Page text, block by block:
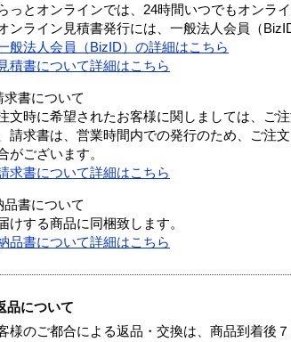
っとオンラインでは、24時間いつでもオンラ
ンライン見積書発行には、一般法人会員（
般法人会員（BizID）の詳細はこちら
見積書について詳細はこちら
求書について
文時に希望されたお客様に関しましては、ご
請求書は、営業時間内での発行のため、ご注
がございます。
求書について詳細はこちら
品書について
けする商品に同梱致します。
品書について詳細はこちら
品について
様のご都合による返品・交換は、商品到着後